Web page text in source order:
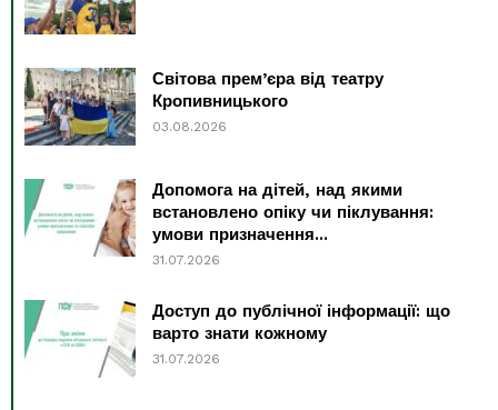
Світова прем’єра від театру
Кропивницького
03.08.2026
Допомога на дітей, над якими
встановлено опіку чи піклування:
умови призначення...
31.07.2026
Доступ до публічної інформації: що
варто знати кожному
31.07.2026